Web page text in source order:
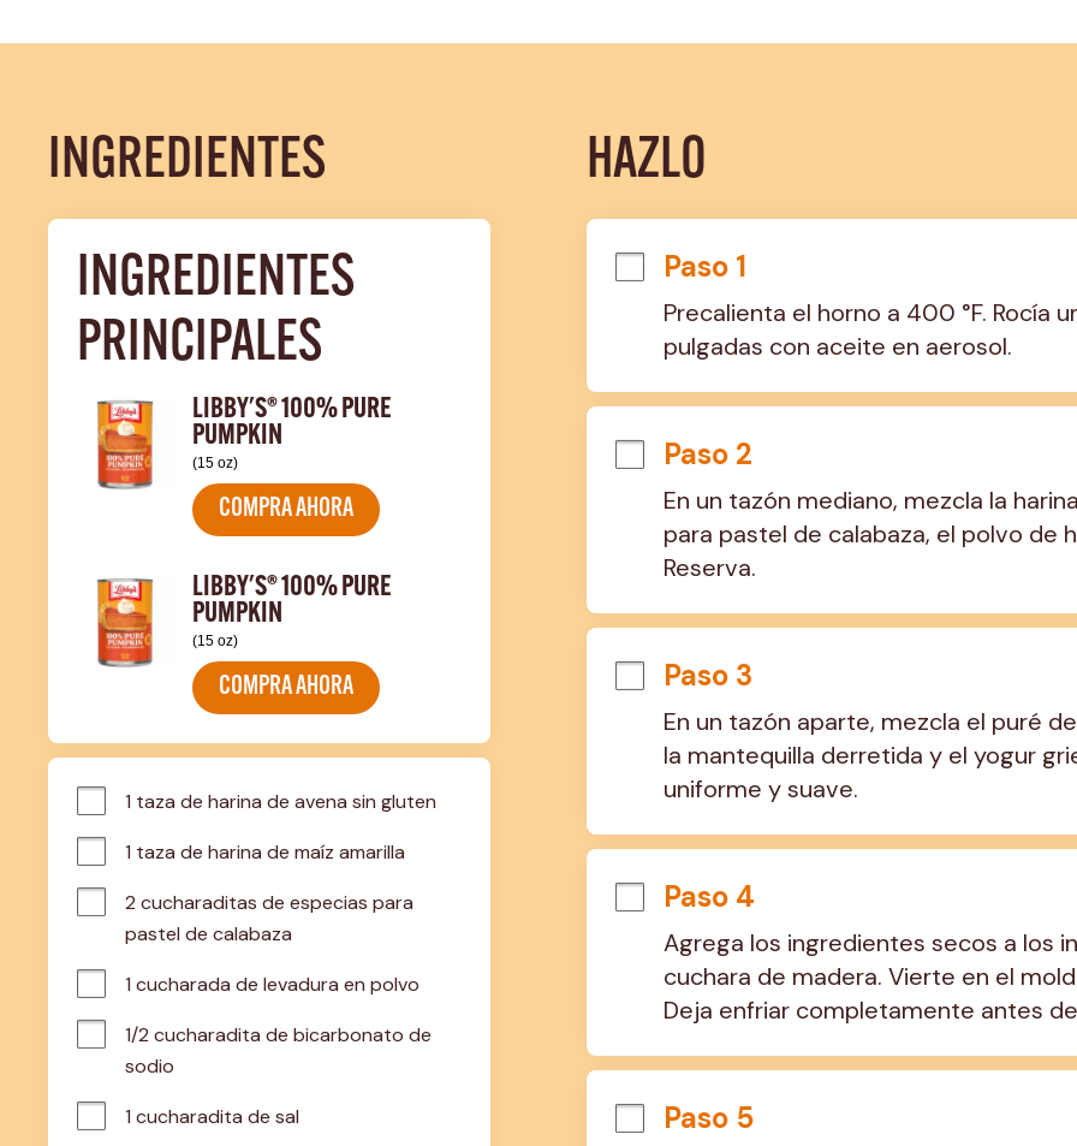
INGREDIENTES
INGREDIENTES
PRINCIPALES
LIBBY'S® 100% PURE
PUMPKIN
(15 oz)
COMPRA AHORA
LIBBY'S® 100% PURE
PUMPKIN
(15 oz)
COMPRA AHORA
1 taza de harina de avena sin gluten
1 taza de harina de maíz amarilla
2 cucharaditas de especias para
pastel de calabaza
1 cucharada de levadura en polvo
1/2 cucharadita de bicarbonato de
sodio
1 cucharadita de sal
HAZLO
Paso 1
Precalienta el horno a 400 °F. Rocía
pulgadas con aceite en aerosol.
Paso 2
En un tazón mediano, mezcla la
para pastel de calabaza, el polvo de
Reserva.
Paso 3
En un tazón aparte, mezcla el puré
la mantequilla derretida y el yogur
uniforme y suave.
Paso 4
Agrega los ingredientes secos a los
cuchara de madera. Vierte en el
Deja enfriar completamente antes
Paso 5